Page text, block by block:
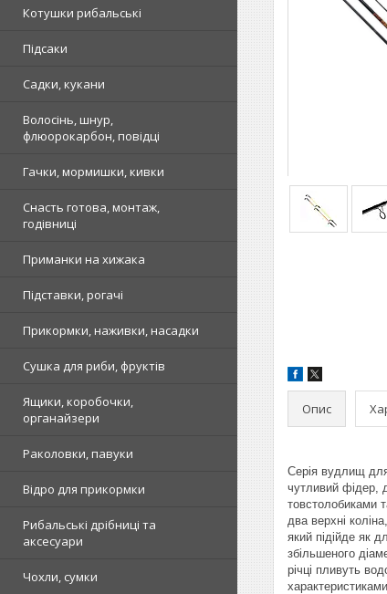
Котушки рибальські
Підсаки
Садки, кукани
Волосінь, шнур,
флюорокарбон, повідці
Гачки, мормишки, кивки
Снасть готова, монтаж,
годівниці
Приманки на хижака
Підставки, рогачі
Прикормки, наживки, насадки
Сушка для риби, фруктів
Ящики, коробочки,
органайзери
Раколовки, павуки
Відро для прикормки
Рибальські дрібниці та
аксесуари
Чохли, сумки
Опис
Серія вудлищ
чутливий фідер,
товстолобиками
два верхні
який підійде як
збільшеного
річці пливуть